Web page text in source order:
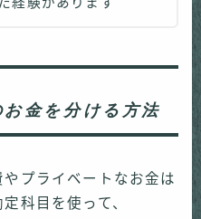
金を分ける方法
プライベートなお金は
定科目を使って、